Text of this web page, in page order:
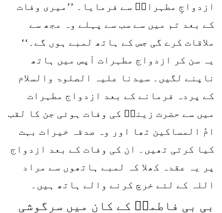
ازدواجِ مطہراتؓ سے فرمایا۔ ’’میری وفات
کے بعد تم میں سے سب سے پہلے وہ مجھ سے
ملاقات کرے گی جس کے ہاتھ لمبے ہوں گے۔‘‘
یہ سن کر ازدواج مطہرات آپس میں ہاتھ
ناپنے لگیں۔ سیدنا علیہ الصلوۃ والسلام
کے پردہ فرمانے کے بعد ازدواج مطہرات
میں سے حضرت زینبؓ کی وفات ہوئی جن کا لقب
امُ المساکین تھا اور وہ صدقہ خیرات بہت
کیا کرتی تھیں۔ ان کی وفات کے بعد ازدواج
پر یہ عقدہ کھلا کہ لمبے ہاتھوں سے مراد
اللہ کے لئے خرچ کرنے والے ہاتھ ہیں۔
بی بی فاطمہؓ کے کان میں سرگوشی